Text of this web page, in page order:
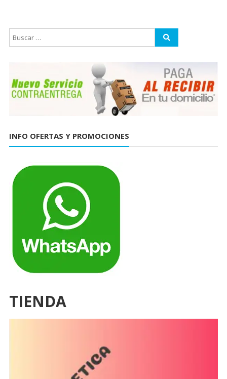
INFO OFERTAS Y PROMOCIONES
TIENDA